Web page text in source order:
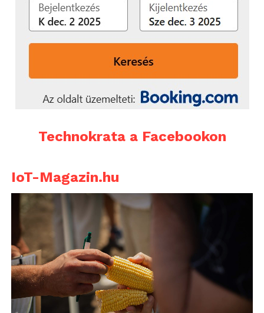
Technokrata a Facebookon
IoT-Magazin.hu